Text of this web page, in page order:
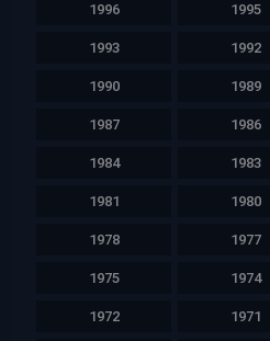
1996 1995
1993 1992
1990 1989
1987 1986
1984 1983
1981 1980
1978 1977
1975 1974
1972 1971